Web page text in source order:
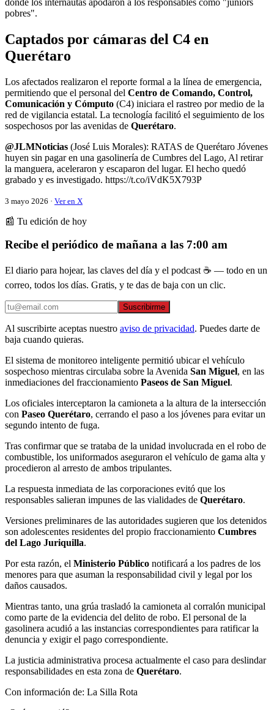
pobres".
Captados por cámaras del C4 en
Querétaro
Los afectados realizaron el reporte formal a la línea de emergencia,
permitiendo que el personal del Centro de Comando, Control,
Comunicación y Cómputo (C4) iniciara el rastreo por medio de la
red de vigilancia estatal. La tecnología facilitó el seguimiento de los
sospechosos por las avenidas de Querétaro.
@JLMNoticias (José Luis Morales): RATAS de Querétaro Jóvenes
huyen sin pagar en una gasolinería de Cumbres del Lago, Al retirar
la manguera, aceleraron y escaparon del lugar. El hecho quedó
grabado y es investigado. https://t.co/iVdK5X793P
3 mayo 2026 · Ver en X
📰 Tu edición de hoy
Recibe el periódico de mañana a las 7:00 am
El diario para hojear, las claves del día y el podcast ☕ — todo en un
correo, todos los días. Gratis, y te das de baja con un clic.
Suscribirme
Al suscribirte aceptas nuestro aviso de privacidad. Puedes darte de
baja cuando quieras.
El sistema de monitoreo inteligente permitió ubicar el vehículo
sospechoso mientras circulaba sobre la Avenida San Miguel, en las
inmediaciones del fraccionamiento Paseos de San Miguel.
Los oficiales interceptaron la camioneta a la altura de la intersección
con Paseo Querétaro, cerrando el paso a los jóvenes para evitar un
segundo intento de fuga.
Tras confirmar que se trataba de la unidad involucrada en el robo de
combustible, los uniformados aseguraron el vehículo de gama alta y
procedieron al arresto de ambos tripulantes.
La respuesta inmediata de las corporaciones evitó que los
responsables salieran impunes de las vialidades de Querétaro.
Versiones preliminares de las autoridades sugieren que los detenidos
son adolescentes residentes del propio fraccionamiento Cumbres
del Lago Juriquilla.
Por esta razón, el Ministerio Público notificará a los padres de los
menores para que asuman la responsabilidad civil y legal por los
daños causados.
Mientras tanto, una grúa trasladó la camioneta al corralón municipal
como parte de la evidencia del delito de robo. El personal de la
gasolinera acudió a las instancias correspondientes para ratificar la
denuncia y exigir el pago correspondiente.
La justicia administrativa procesa actualmente el caso para deslindar
responsabilidades en esta zona de Querétaro.
Con información de: La Silla Rota